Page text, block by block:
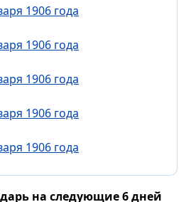
1906 года
1906 года
1906 года
1906 года
1906 года
на следующие 6 дней